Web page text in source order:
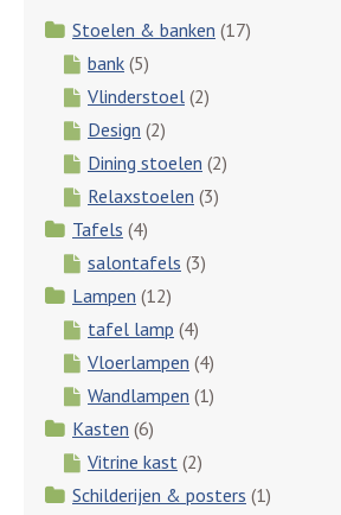
Stoelen & banken (17)
bank (5)
Vlinderstoel (2)
Design (2)
Dining stoelen (2)
Relaxstoelen (3)
Tafels (4)
salontafels (3)
Lampen (12)
tafel lamp (4)
Vloerlampen (4)
Wandlampen (1)
Kasten (6)
Vitrine kast (2)
Schilderijen & posters (1)